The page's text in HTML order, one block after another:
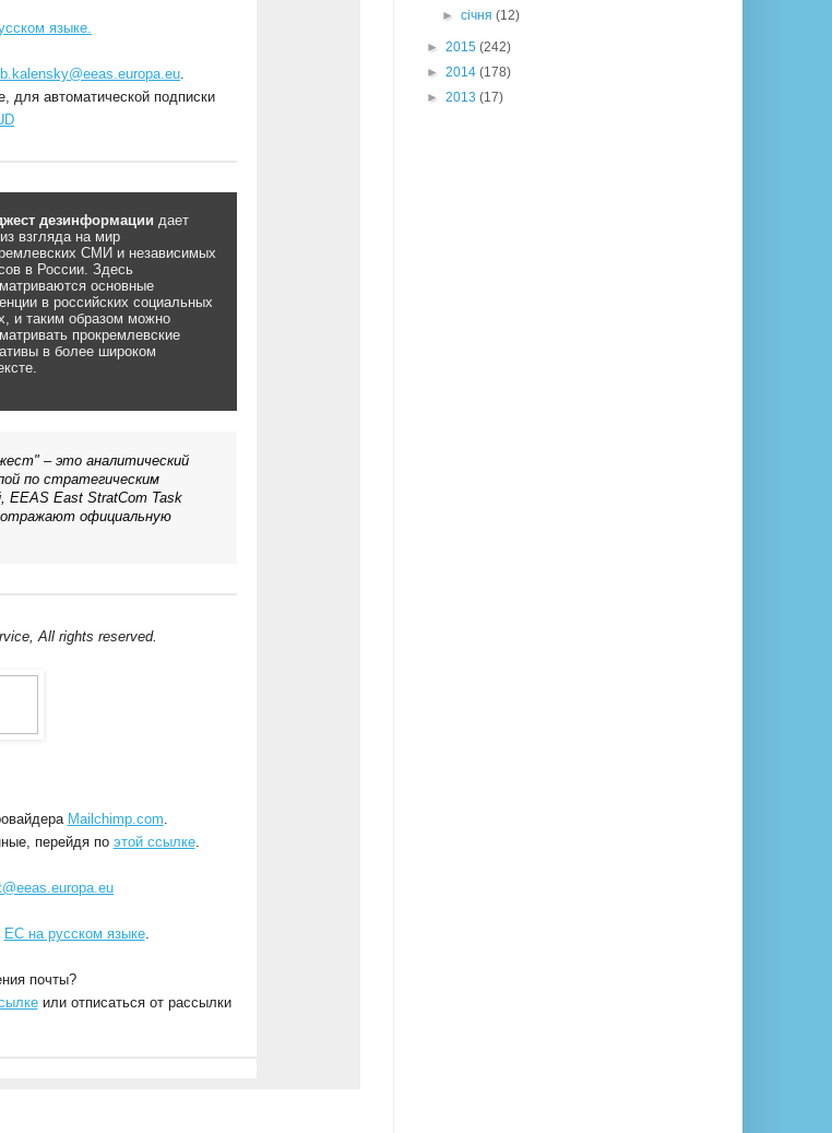
языке.
.
для автоматической подписки
дезинформации дает
взгляда на мир
СМИ и независимых
в России. Здесь
основные
в российских социальных
и таким образом можно
прокремлевские
в более широком
– это аналитический
по стратегическим
EEAS East StratCom Task
отражают официальную
All rights reserved.
Mailchimp.com.
перейдя по этой ссылке.
ЕС на русском языке.
почты?
или отписаться от рассылки
►січня(12)
► 2015 (242)
► 2014 (178)
► 2013 (17)